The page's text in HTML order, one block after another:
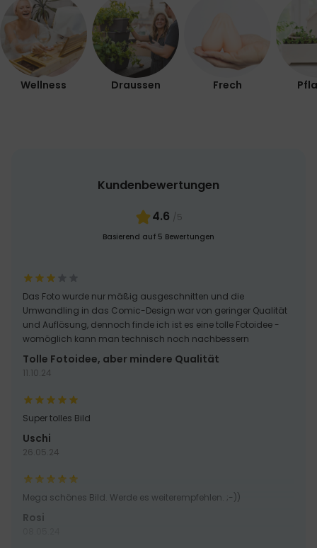
Wellness Draussen Frech
Kundenbewertungen
4.6 /5
Basierend auf 5 Bewertungen
Das Foto wurde nur mäßig ausgeschnitten und die
Umwandling in das Comic-Design war von geringer Qualität
und Auflösung, dennoch finde ich ist es eine tolle Fotoidee -
womöglich kann man technisch noch nachbessern
Tolle Fotoidee, aber mindere Qualität
11.10.24
Super tolles Bild
Uschi
26.05.24
Mega schönes Bild. Werde es weiterempfehlen. ;-))
Rosi